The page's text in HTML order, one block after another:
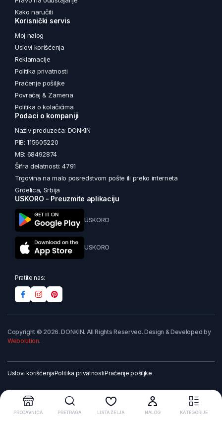
Kako naručiti
Korisnički servis
Moj nalog
Uslovi korišćenja
Reklamacije
Politika privatnosti
Praćenje pošiljke
Povraćaj & Zamena
Politika o kolačićima
Podaci o kompaniji
Naziv preduzeća: DONKIN
PIB: 115605220
MB: 68492874
Šifra delatnosti: 4791
Trgovina na malo posredstvom pošte ili preko interneta
Grdelica, Srbija
USKORO - Preuzmite aplikaciju
USKORO
USKORO
Pratite nas:
Copyright © 2026. DONKIN. All Rights Reserved. Design & Developed by
Webolution.
Uslovi korišćenjaPolitika privatnostiPraćenje pošiljke
PRODAVNICA PRETRAGA LISTA ŽELJA NALOG KATEGORIJE